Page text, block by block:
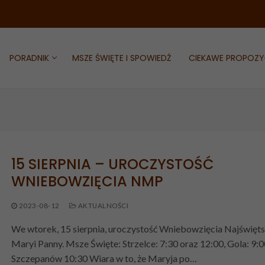
PORADNIK MSZE ŚWIĘTE I SPOWIEDŹ CIEKAWE
kościoły
i herb
15 SIERPNIA – UROCZYSTOŚĆ
WNIEBOWZIĘCIA NMP
2023-08-12 AKTUALNOŚCI
We wtorek, 15 sierpnia, uroczystość Wniebowzięcia
Maryi Panny. Msze Święte: Strzelce: 7:30 oraz 12:00, Gola:
Szczepanów 10:30 Wiara w to, że Maryja po…